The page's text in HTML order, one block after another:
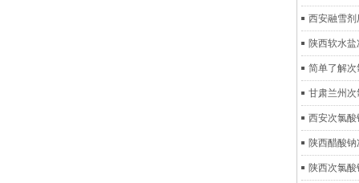
西安融雪
陕西软水
简单了解次
甘肃兰州
西安次氯
陕西醋酸
陕西次氯